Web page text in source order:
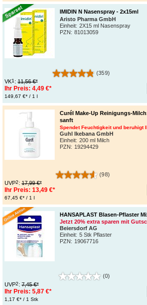
IMIDIN N Nasenspray - 2x15ml
Aristo Pharma GmbH
Einheit: 2X15 ml Nasenspray
PZN: 81013059
(359)
VK1 : 11,56 €*
Ihr Preis: 4,49 €*
149,67 €* / 1 l
Curél Make-Up Reinigungs-
sanft
Spendet Feuchtigkeit und beruhigt
Guhl Ikebana GmbH
Einheit: 200 ml Milch
PZN : 19294429
(98)
UVP2: 17,99 €*
Ihr Preis: 13,49 €*
67,45 €* / 1 l
HANSAPLAST Blasen-Pflaster
Jetzt 20% extra sparen mit
Beiersdorf AG
Einheit: 5 Stk Pflaster
PZN : 19067716
(0)
UVP2: 7,45 €*
Ihr Preis: 5,87 €*
1,17 €* / 1 Stk